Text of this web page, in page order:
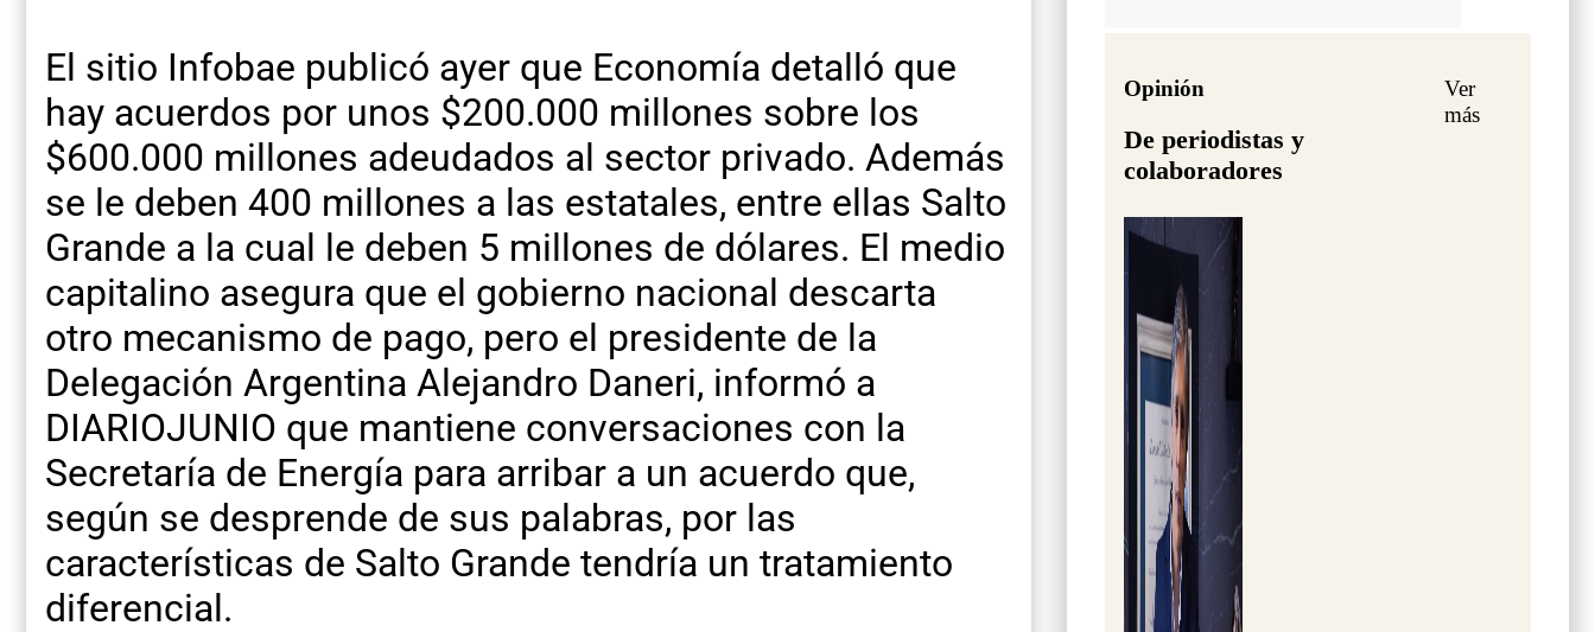
El sitio Infobae publicó ayer que Economía detalló que
hay acuerdos por unos $200.000 millones sobre los
$600.000 millones adeudados al sector privado. Además
se le deben 400 millones a las estatales, entre ellas Salto
Grande a la cual le deben 5 millones de dólares. El medio
capitalino asegura que el gobierno nacional descarta
otro mecanismo de pago, pero el presidente de la
Delegación Argentina Alejandro Daneri, informó a
DIARIOJUNIO que mantiene conversaciones con la
Secretaría de Energía para arribar a un acuerdo que,
según se desprende de sus palabras, por las
características de Salto Grande tendría un tratamiento
diferencial.
Opinión
De periodistas y
colaboradores
Ver
más